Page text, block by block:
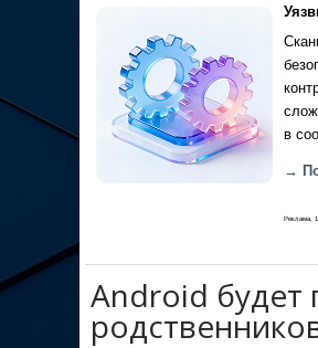
в
→
Реклама,
Android будет